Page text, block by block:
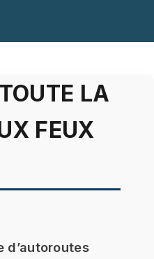
LA
FEUX
d’autoroutes